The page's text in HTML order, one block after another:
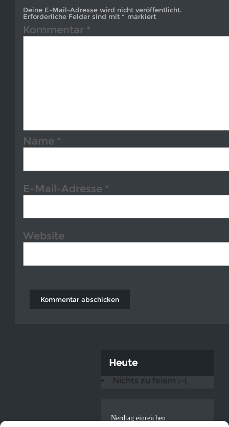
Deine E-Mail-Adresse wird nicht veröffentlicht.
Erforderliche Felder sind mit * markiert
Kommentar *
Name *
E-Mail-Adresse *
Website
Heute
Nichts zu feiern :-(
Nerdtag einreichen